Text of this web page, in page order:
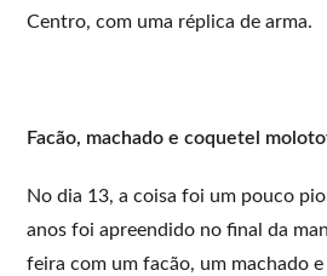
Centro, com uma réplica de arma.
Facão, machado e coquetel
No dia 13, a coisa foi um pouco
anos foi apreendido no final da
feira com um facão, um machado